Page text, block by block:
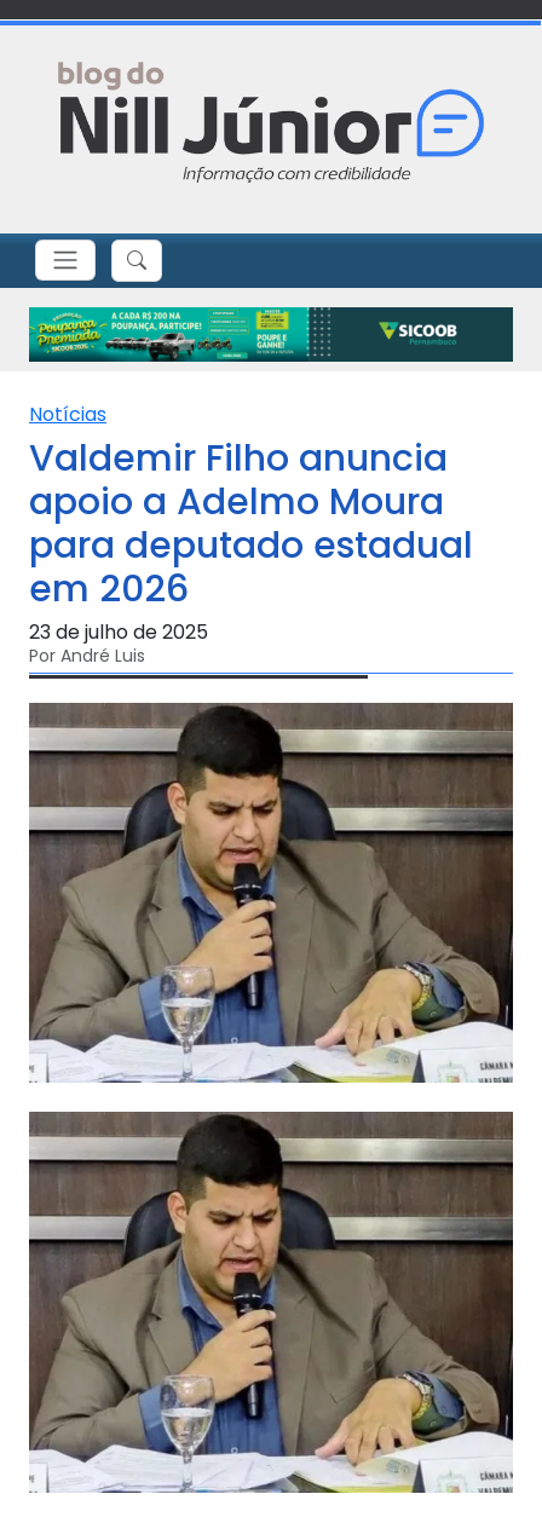
Notícias
Valdemir Filho anuncia
apoio a Adelmo Moura
para deputado estadual
em 2026
23 de julho de 2025
Por André Luis